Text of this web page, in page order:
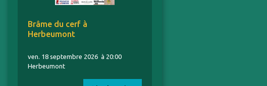
Brâme du cerf à
Herbeumont
ven. 18 septembre 2026 à 20:00
Herbeumont